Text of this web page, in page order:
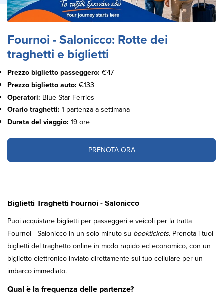
Fournoi - Salonicco: Rotte dei
traghetti e biglietti
Prezzo biglietto passeggero: €47
Prezzo biglietto auto: €133
Operatori: Blue Star Ferries
Orario traghetti: 1 partenza a settimana
Durata del viaggio: 19 ore
PRENOTA ORA
Biglietti Traghetti Fournoi - Salonicco
Puoi acquistare biglietti per passeggeri e veicoli per la tratta
Fournoi - Salonicco in un solo minuto su booktickets. Prenota i tuoi
biglietti del traghetto online in modo rapido ed economico, con un
biglietto elettronico inviato direttamente sul tuo cellulare per un
imbarco immediato.
Qual è la frequenza delle partenze?